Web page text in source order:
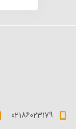
02186023179